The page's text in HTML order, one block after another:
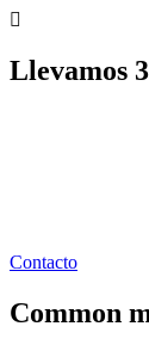
Llevamos
Contacto
Common